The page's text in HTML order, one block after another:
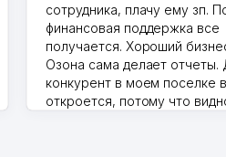
сотрудника, плачу ему зп.
финансовая поддержка все
получается. Хороший
Озона сама делает отчеты.
конкурент в моем поселке
откроется, потому что